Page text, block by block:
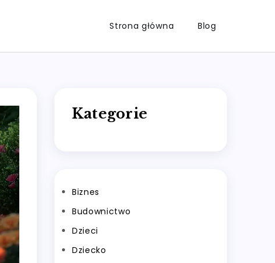
Strona główna Blog
Kategorie
Biznes
Budownictwo
Dzieci
Dziecko